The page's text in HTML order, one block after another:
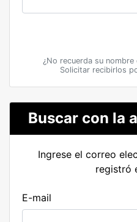
¿No recuerda su
Solicitar recibirlos
Buscar con la
Ingrese el correo
registró
E-mail